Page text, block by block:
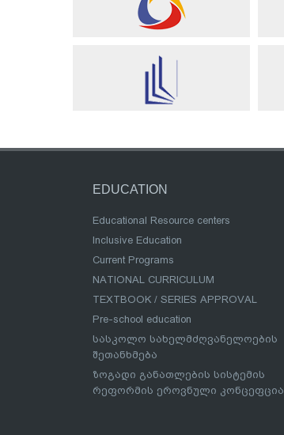
EDUCATION
Educational Resource centers
Inclusive Education
Current Programs
NATIONAL CURRICULUM
TEXTBOOK / SERIES APPROVAL
Pre-school education
სასკოლო სახელმძღვანელოების
შეთანხმება
ზოგადი განათლების სისტემის
რეფორმის ეროვნული კონცეფცია